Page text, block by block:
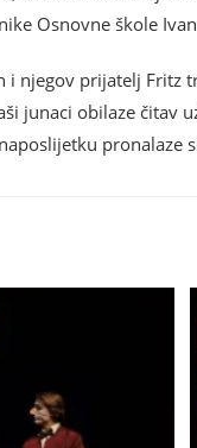
Osnovne škole
njegov prijatelj Fritz
junaci obilaze čitav
pronalaze